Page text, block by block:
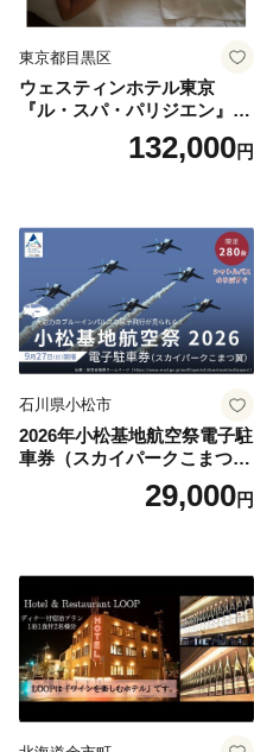
東京都目黒区
ウェスティンホテル東京
『ル・スパ・パリジエン』選
べるボディセラピー90分/1名
132,000円
石川県小松市
2026年小松基地航空祭電子駐
車券（スカイパークこまつ
翼） 駐車場 シャトルバスの
りばすぐ 石川県 小松市
29,000円